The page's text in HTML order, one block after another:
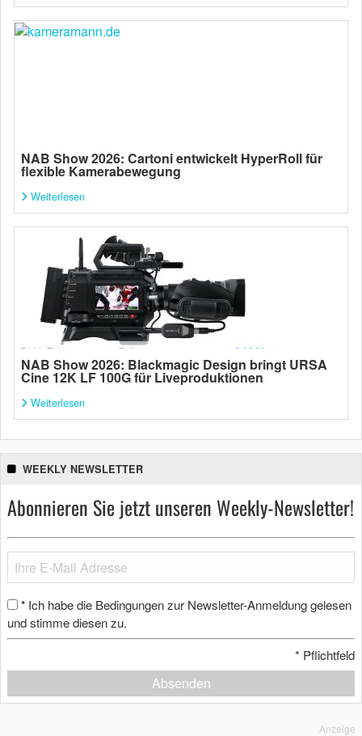
NAB Show 2026: Cartoni entwickelt HyperRoll für
flexible Kamerabewegung
Weiterlesen
NAB Show 2026: Blackmagic Design bringt URSA
Cine 12K LF 100G für Liveproduktionen
Weiterlesen
WEEKLY NEWSLETTER
Abonnieren Sie jetzt unseren Weekly-Newsletter!
* Ich habe die Bedingungen zur Newsletter-Anmeldung gelesen
und stimme diesen zu.
* Pflichtfeld
Absenden
Anzeige